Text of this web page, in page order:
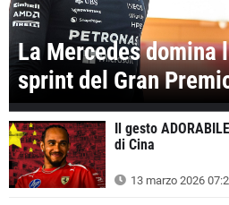
La Mercedes domina
sprint del Gran
Il gesto
di Cina
13 marzo 2026